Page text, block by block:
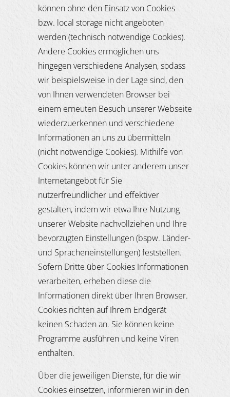
können ohne den Einsatz von Cookies
bzw. local storage nicht angeboten
werden (technisch notwendige Cookies).
Andere Cookies ermöglichen uns
hingegen verschiedene Analysen, sodass
wir beispielsweise in der Lage sind, den
von Ihnen verwendeten Browser bei
einem erneuten Besuch unserer Webseite
wiederzuerkennen und verschiedene
Informationen an uns zu übermitteln
(nicht notwendige Cookies). Mithilfe von
Cookies können wir unter anderem unser
Internetangebot für Sie
nutzerfreundlicher und effektiver
gestalten, indem wir etwa Ihre Nutzung
unserer Website nachvollziehen und Ihre
bevorzugten Einstellungen (bspw. Länder-
und Spracheneinstellungen) feststellen.
Sofern Dritte über Cookies Informationen
verarbeiten, erheben diese die
Informationen direkt über Ihren Browser.
Cookies richten auf Ihrem Endgerät
keinen Schaden an. Sie können keine
Programme ausführen und keine Viren
enthalten.
Über die jeweiligen Dienste, für die wir
Cookies einsetzen, informieren wir in den